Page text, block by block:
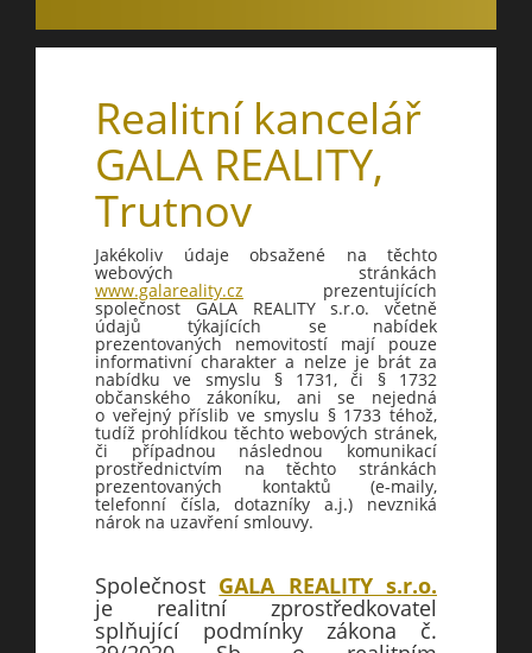
Realitní kancelář
GALA REALITY,
Trutnov
Jakékoliv údaje obsažené na těchto
webových stránkách
www.galareality.cz prezentujících
společnost GALA REALITY s.r.o. včetně
údajů týkajících se nabídek
prezentovaných nemovitostí mají pouze
informativní charakter a nelze je brát za
nabídku ve smyslu § 1731, či § 1732
občanského zákoníku, ani se nejedná
o veřejný příslib ve smyslu § 1733 téhož,
tudíž prohlídkou těchto webových stránek,
či případnou následnou komunikací
prostřednictvím na těchto stránkách
prezentovaných kontaktů (e-maily,
telefonní čísla, dotazníky a.j.) nevzniká
nárok na uzavření smlouvy.
Společnost GALA REALITY s.r.o.
je realitní zprostředkovatel
splňující podmínky zákona č.